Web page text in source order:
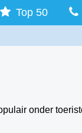
Top 50
onder